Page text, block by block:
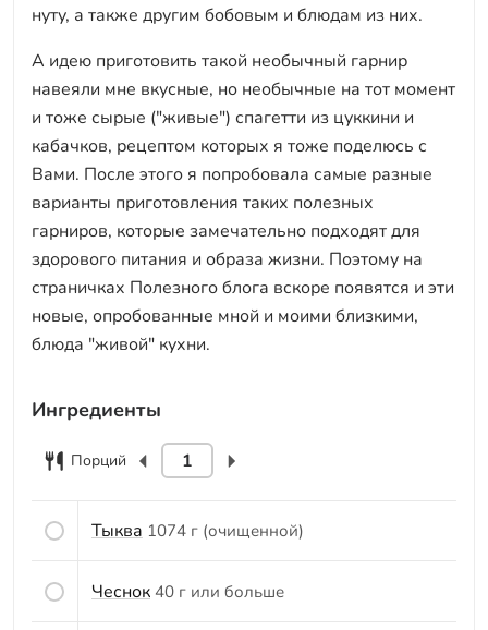
нуту, а также другим бобовым и блюдам из них.
А идею приготовить такой необычный гарнир
навеяли мне вкусные, но необычные на тот момент
и тоже сырые ("живые") спагетти из цуккини и
кабачков, рецептом которых я тоже поделюсь с
Вами. После этого я попробовала самые разные
варианты приготовления таких полезных
гарниров, которые замечательно подходят для
здорового питания и образа жизни. Поэтому на
страничках Полезного блога вскоре появятся и эти
новые, опробованные мной и моими близкими,
блюда "живой" кухни.
Ингредиенты
Порций
Тыква 1074 г (очищенной)
Чеснок 40 г или больше